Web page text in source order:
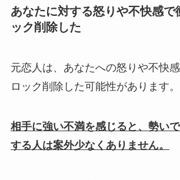
あなたに対する怒りや不快感で
ック削除した
元恋人は、あなたへの怒りや不快
ロック削除した可能性があります。
相手に強い不満を感じると、勢い
する人は案外少なくありません。